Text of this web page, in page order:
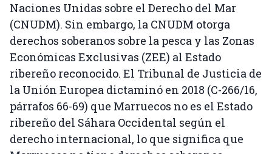
Naciones Unidas sobre el Derecho del Mar
(CNUDM). Sin embargo, la CNUDM otorga
derechos soberanos sobre la pesca y las Zonas
Económicas Exclusivas (ZEE) al Estado
ribereño reconocido. El Tribunal de Justicia de
la Unión Europea dictaminó en 2018 (C-266/16,
párrafos 66-69) que Marruecos no es el Estado
ribereño del Sáhara Occidental según el
derecho internacional, lo que significa que